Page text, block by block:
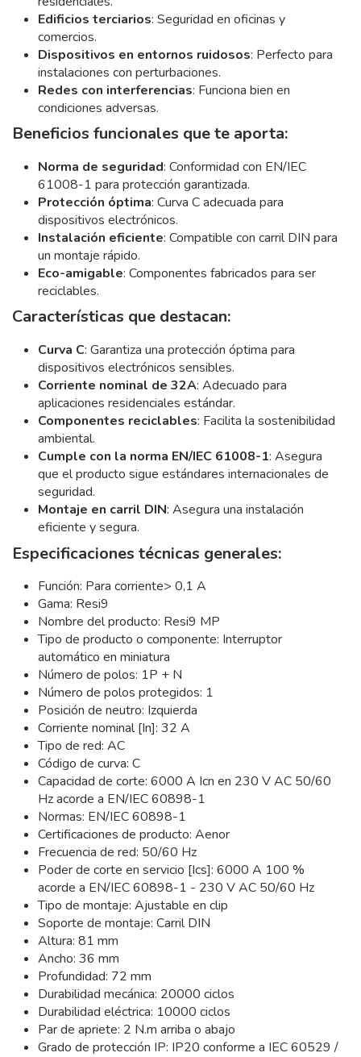
Edificios terciarios: Seguridad en oficinas y
comercios.
Dispositivos en entornos ruidosos: Perfecto para
instalaciones con perturbaciones.
Redes con interferencias: Funciona bien en
condiciones adversas.
Beneficios funcionales que te aporta:
Norma de seguridad: Conformidad con EN/IEC
61008-1 para protección garantizada.
Protección óptima: Curva C adecuada para
dispositivos electrónicos.
Instalación eficiente: Compatible con carril DIN para
un montaje rápido.
Eco-amigable: Componentes fabricados para ser
reciclables.
Características que destacan:
Curva C: Garantiza una protección óptima para
dispositivos electrónicos sensibles.
Corriente nominal de 32A: Adecuado para
aplicaciones residenciales estándar.
Componentes reciclables: Facilita la sostenibilidad
ambiental.
Cumple con la norma EN/IEC 61008-1: Asegura
que el producto sigue estándares internacionales de
seguridad.
Montaje en carril DIN: Asegura una instalación
eficiente y segura.
Especificaciones técnicas generales:
Función: Para corriente> 0,1 A
Gama: Resi9
Nombre del producto: Resi9 MP
Tipo de producto o componente: Interruptor
automático en miniatura
Número de polos: 1P + N
Número de polos protegidos: 1
Posición de neutro: Izquierda
Corriente nominal [In]: 32 A
Tipo de red: AC
Código de curva: C
Capacidad de corte: 6000 A Icn en 230 V AC 50/60
Hz acorde a EN/IEC 60898-1
Normas: EN/IEC 60898-1
Certificaciones de producto: Aenor
Frecuencia de red: 50/60 Hz
Poder de corte en servicio [Ics]: 6000 A 100 %
acorde a EN/IEC 60898-1 - 230 V AC 50/60 Hz
Tipo de montaje: Ajustable en clip
Soporte de montaje: Carril DIN
Altura: 81 mm
Ancho: 36 mm
Profundidad: 72 mm
Durabilidad mecánica: 20000 ciclos
Durabilidad eléctrica: 10000 ciclos
Par de apriete: 2 N.m arriba o abajo
Grado de protección IP: IP20 conforme a IEC 60529 /